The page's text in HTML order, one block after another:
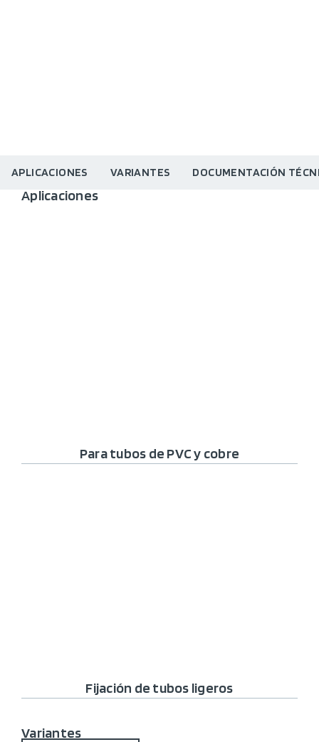
APLICACIONES VARIANTES DOCUMENTACIÓN
Aplicaciones
Para tubos de PVC y cobre
Fijación de tubos ligeros
Variantes